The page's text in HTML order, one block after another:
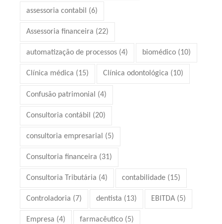
assessoria contabil (6)
Assessoria financeira (22)
automatização de processos (4) biomédico (10)
Clínica médica (15) Clínica odontológica (10)
Confusão patrimonial (4)
Consultoria contábil (20)
consultoria empresarial (5)
Consultoria financeira (31)
Consultoria Tributária (4) contabilidade (15)
Controladoria (7) dentista (13) EBITDA (5)
Empresa (4) farmacêutico (5)